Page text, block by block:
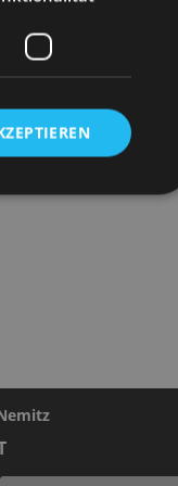
Mit feinem Gespür für